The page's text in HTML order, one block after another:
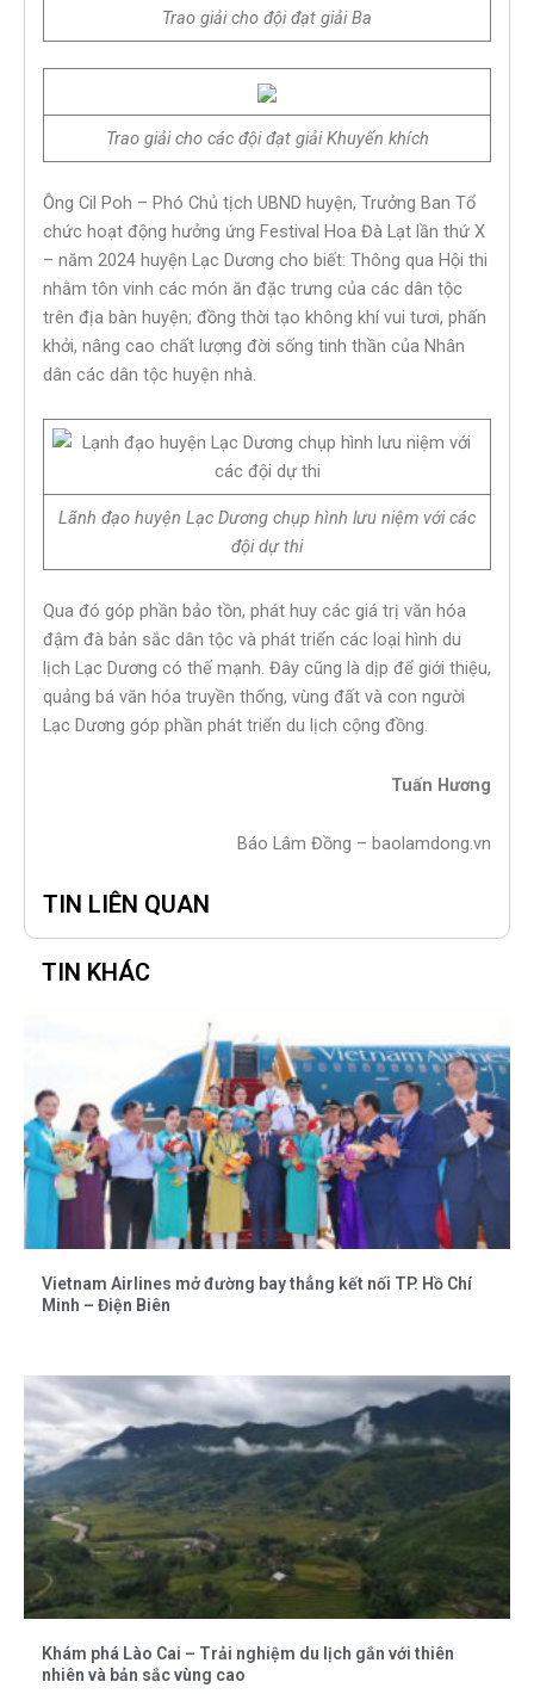
Trao giải cho đội đạt giải Ba
Trao giải cho các đội đạt giải Khuyến khích
Ông Cil Poh – Phó Chủ tịch UBND huyện, Trưởng Ban Tổ
chức hoạt động hưởng ứng Festival Hoa Đà Lạt lần thứ X
– năm 2024 huyện Lạc Dương cho biết: Thông qua Hội thi
nhằm tôn vinh các món ăn đặc trưng của các dân tộc
trên địa bàn huyện; đồng thời tạo không khí vui tươi, phấn
khởi, nâng cao chất lượng đời sống tinh thần của Nhân
dân các dân tộc huyện nhà.
Lãnh đạo huyện Lạc Dương chụp hình lưu niệm với các
đội dự thi
Qua đó góp phần bảo tồn, phát huy các giá trị văn hóa
đậm đà bản sắc dân tộc và phát triển các loại hình du
lịch Lạc Dương có thế mạnh. Đây cũng là dịp để giới thiệu,
quảng bá văn hóa truyền thống, vùng đất và con người
Lạc Dương góp phần phát triển du lịch cộng đồng.
Tuấn Hương
Báo Lâm Đồng – baolamdong.vn
TIN LIÊN QUAN
TIN KHÁC
Vietnam Airlines mở đường bay thẳng kết nối TP. Hồ Chí
Minh – Điện Biên
Khám phá Lào Cai – Trải nghiệm du lịch gắn với thiên
nhiên và bản sắc vùng cao